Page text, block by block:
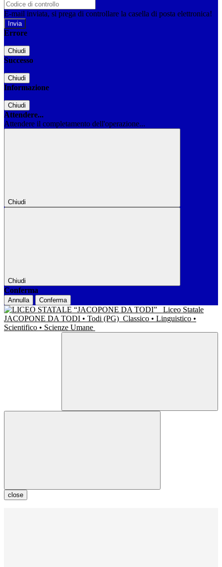
E-mail inviata, si prega di controllare la casella di posta elettronica!
Errore
Chiudi
Successo
Chiudi
Informazione
Chiudi
Attendere...
Attendere il completamento dell'operazione...
Chiudi
Chiudi
Conferma
Annulla Conferma
Liceo Statale
JACOPONE DA TODI • Todi (PG) Classico • Linguistico •
Scientifico • Scienze Umane
close